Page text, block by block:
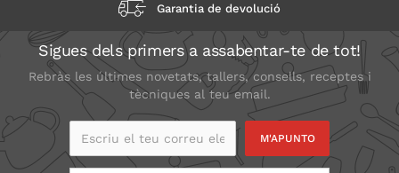
Garantia de devolució
Sigues dels primers a assabentar-te de tot!
Rebràs les últimes novetats, tallers, consells, receptes i
tècniques al teu email.
Escriu el teu correu